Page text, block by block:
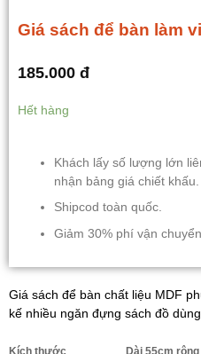
Giá sách để bàn làm
185.000 đ
Hết hàng
Khách lấy số lượng lớn
nhận bảng giá chiết khấu.
Shipcod toàn quốc.
Giảm 30% phí vận
Giá sách để bàn chất liệu MDF
kế nhiều ngăn đựng sách đồ
Kích thước Dài 55cm